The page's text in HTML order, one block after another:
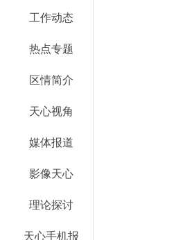
工作动态
热点专题
区情简介
天心视角
媒体报道
影像天心
理论探讨
天心手机报